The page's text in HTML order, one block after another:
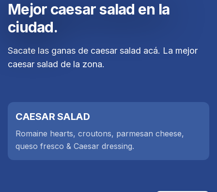
Mejor caesar salad en la
ciudad.
Sacate las ganas de caesar salad acá. La mejor
caesar salad de la zona.
CAESAR SALAD
Romaine hearts, croutons, parmesan cheese,
queso fresco & Caesar dressing.